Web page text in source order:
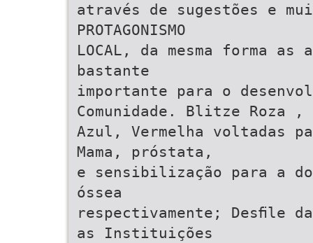
através de sugestões e
PROTAGONISMO
LOCAL, da mesma forma
bastante
importante para o
Comunidade. Blitze Roza ,
Azul, Vermelha voltadas
Mama, próstata,
e sensibilização para a
óssea
respectivamente; Desﬁle
as Instituições